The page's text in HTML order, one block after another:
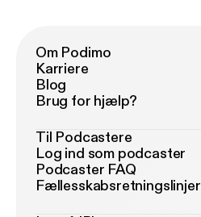
Om Podimo
Karriere
Blog
Brug for hjælp?
Til Podcastere
Log ind som podcaster
Podcaster FAQ
Fællesskabsretningslinjer